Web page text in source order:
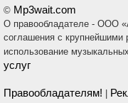
© Mp3wait.com
О правообладателе - ООО
соглашения с крупнейшими
использование
услуг
Правообладателям!